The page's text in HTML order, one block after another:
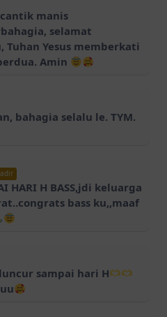
manis
selamat
Yesus memberkati
Amin
bahagia selalu le. TYM.
HARI H BASS,jdi keluarga
bass ku,,maaf
sampai hari H